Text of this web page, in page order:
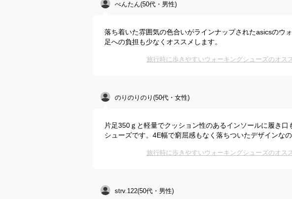
べんたん(50代・男性)
落ち着いた雰囲気の色合いがラインナップされたasicsのウ
足への負担も少なくオススメします。
旅行時に歩きやすいウォーキングシューズのオス
のりのりのり(50代・女性)
片足350ｇと軽量でクッション性のあるインソールに履き
シューズです。4E幅で窮屈感もなく落ちついたデザインなの
旅行時に歩きやすいウォーキングシューズのオス
strv.122(50代・男性)